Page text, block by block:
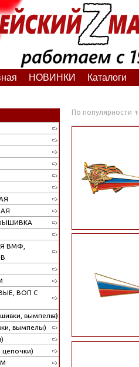
НОВИНКИ Каталоги
ВМФ,
ВОП С
вымпелы)
вымпелы)
По популярности